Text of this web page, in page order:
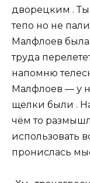
дворецким .
тепо но не
Малфлоев была
труда
напомню
Малфлоев — у
щелки были .
чём то
использовать
пронислась